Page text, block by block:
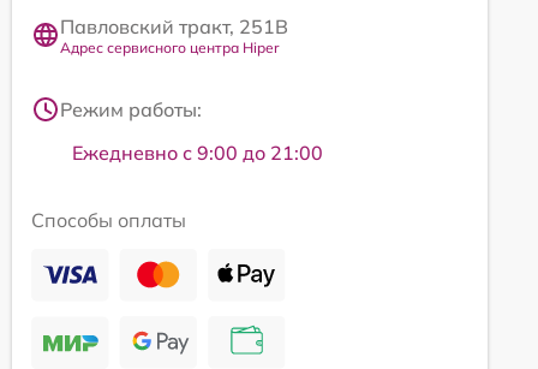
Павловский тракт, 251В
Адрес сервисного центра Hiper
Режим работы:
Ежедневно с 9:00 до 21:00
Способы оплаты